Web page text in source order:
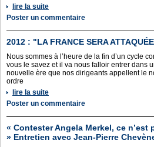
lire la suite
Poster un commentaire
2012 : "LA FRANCE SERA
Nous sommes à l’heure de la fin d’un cycle
vous le savez et il va nous falloir entrer dans
nouvelle ère que nos dirigeants appellent le
ordre
lire la suite
Poster un commentaire
« Contester Angela Merkel, ce n’est
» Entretien avec Jean-Pierre